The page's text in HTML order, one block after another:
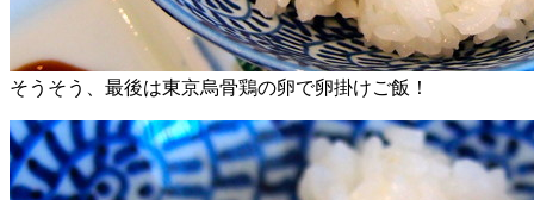
そうそう、最後は東京烏骨鶏の卵で卵掛けご飯！